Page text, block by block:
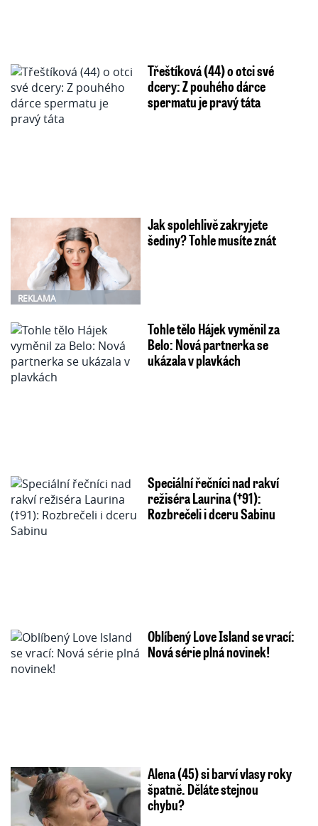
Třeštíková (44) o otci své
dcery: Z pouhého dárce
spermatu je pravý táta
REKLAMA
Jak spolehlivě zakryjete
šediny? Tohle musíte znát
Tohle tělo Hájek vyměnil za
Belo: Nová partnerka se
ukázala v plavkách
Speciální řečníci nad rakví
režiséra Laurina (†91):
Rozbrečeli i dceru Sabinu
Oblíbený Love Island se vrací:
Nová série plná novinek!
Alena (45) si barví vlasy roky
špatně. Děláte stejnou
chybu?